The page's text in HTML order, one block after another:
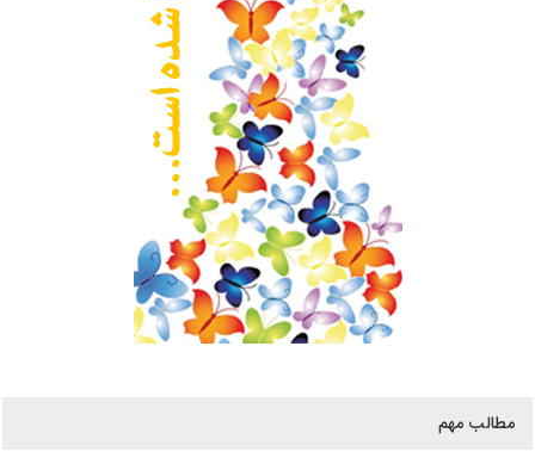
مطالب مهم